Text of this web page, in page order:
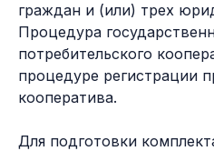
граждан и (или) трех
Процедура
потребительского
процедуре регистрации
кооператива.
Для подготовки